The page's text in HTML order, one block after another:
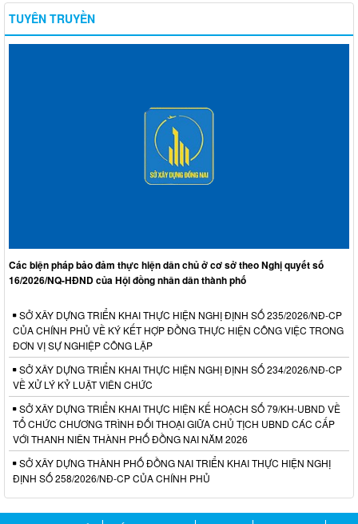
TUYÊN TRUYỀN
Các biện pháp bảo đảm thực hiện dân chủ ở cơ sở theo Nghị quyết số
16/2026/NQ-HĐND của Hội đồng nhân dân thành phố
SỞ XÂY DỰNG TRIỂN KHAI THỰC HIỆN NGHỊ ĐỊNH SỐ 235/2026/NĐ-CP
CỦA CHÍNH PHỦ VỀ KÝ KẾT HỢP ĐỒNG THỰC HIỆN CÔNG VIỆC TRONG
ĐƠN VỊ SỰ NGHIỆP CÔNG LẬP
SỞ XÂY DỰNG TRIỂN KHAI THỰC HIỆN NGHỊ ĐỊNH SỐ 234/2026/NĐ-CP
VỀ XỬ LÝ KỶ LUẬT VIÊN CHỨC
SỞ XÂY DỰNG TRIỂN KHAI THỰC HIỆN KẾ HOẠCH SỐ 79/KH-UBND VỀ
TỔ CHỨC CHƯƠNG TRÌNH ĐỐI THOẠI GIỮA CHỦ TỊCH UBND CÁC CẤP
VỚI THANH NIÊN THÀNH PHỐ ĐỒNG NAI NĂM 2026
SỞ XÂY DỰNG THÀNH PHỐ ĐỒNG NAI TRIỂN KHAI THỰC HIỆN NGHỊ
ĐỊNH SỐ 258/2026/NĐ-CP CỦA CHÍNH PHỦ